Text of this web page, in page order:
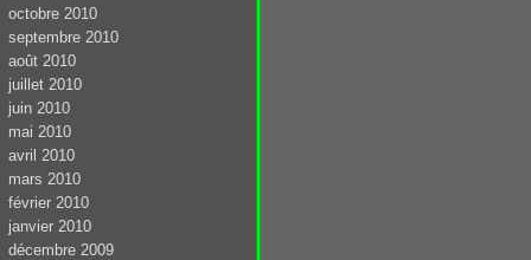
octobre 2010
septembre 2010
août 2010
juillet 2010
juin 2010
mai 2010
avril 2010
mars 2010
février 2010
janvier 2010
décembre 2009